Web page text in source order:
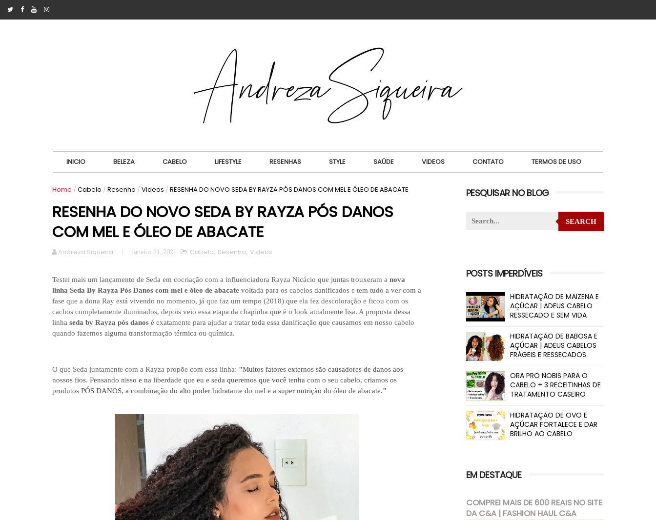
INICIO BELEZA CABELO LIFESTYLE RESENHAS STYLE SAÚDE VIDEOS CONTATO TERMOS DE USO
Home / Cabelo / Resenha / Videos / RESENHA DO NOVO SEDA BY RAYZA PÓS DANOS COM MEL E ÓLEO DE ABACATE
RESENHA DO NOVO SEDA BY RAYZA PÓS DANOS
COM MEL E ÓLEO DE ABACATE
Andreza Siqueira janeiro 21, 2021 Cabelo, Resenha, Videos
Testei mais um lançamento de Seda em cocriação com a influenciadora Rayza Nicácio que juntas trouxeram a nova
linha Seda By Rayza Pós Danos com mel e óleo de abacate voltada para os cabelos danificados e tem tudo a ver com a
fase que a dona Ray está vivendo no momento, já que faz um tempo (2018) que ela fez descoloração e ficou com os
cachos completamente iluminados, depois veio essa etapa da chapinha que é o look atualmente lisa. A proposta dessa
linha seda by Rayza pós danos é exatamente para ajudar a tratar toda essa danificação que causamos em nosso cabelo
quando fazemos alguma transformação térmica ou química.
O que Seda juntamente com a Rayza propõe com essa linha: "Muitos fatores externos são causadores de danos aos
nossos fios. Pensando nisso e na liberdade que eu e seda queremos que você tenha com o seu cabelo, criamos os
produtos PÓS DANOS, a combinação do alto poder hidratante do mel e a super nutrição do óleo de abacate."
PESQUISAR NO BLOG
SEARCH
POSTS IMPERDÍVEIS
HIDRATAÇÃO DE MAIZENA E
AÇÚCAR | ADEUS CABELO
RESSECADO E SEM VIDA
HIDRATAÇÃO DE BABOSA E
AÇÚCAR | ADEUS CABELOS
FRÁGEIS E RESSECADOS
ORA PRO NOBIS PARA O
CABELO + 3 RECEITINHAS DE
TRATAMENTO CASEIRO
HIDRATAÇÃO DE OVO E
AÇÚCAR FORTALECE E DAR
BRILHO AO CABELO
EM DESTAQUE
COMPREI MAIS DE 600 REAIS NO SITE
DA C&A | FASHION HAUL C&A